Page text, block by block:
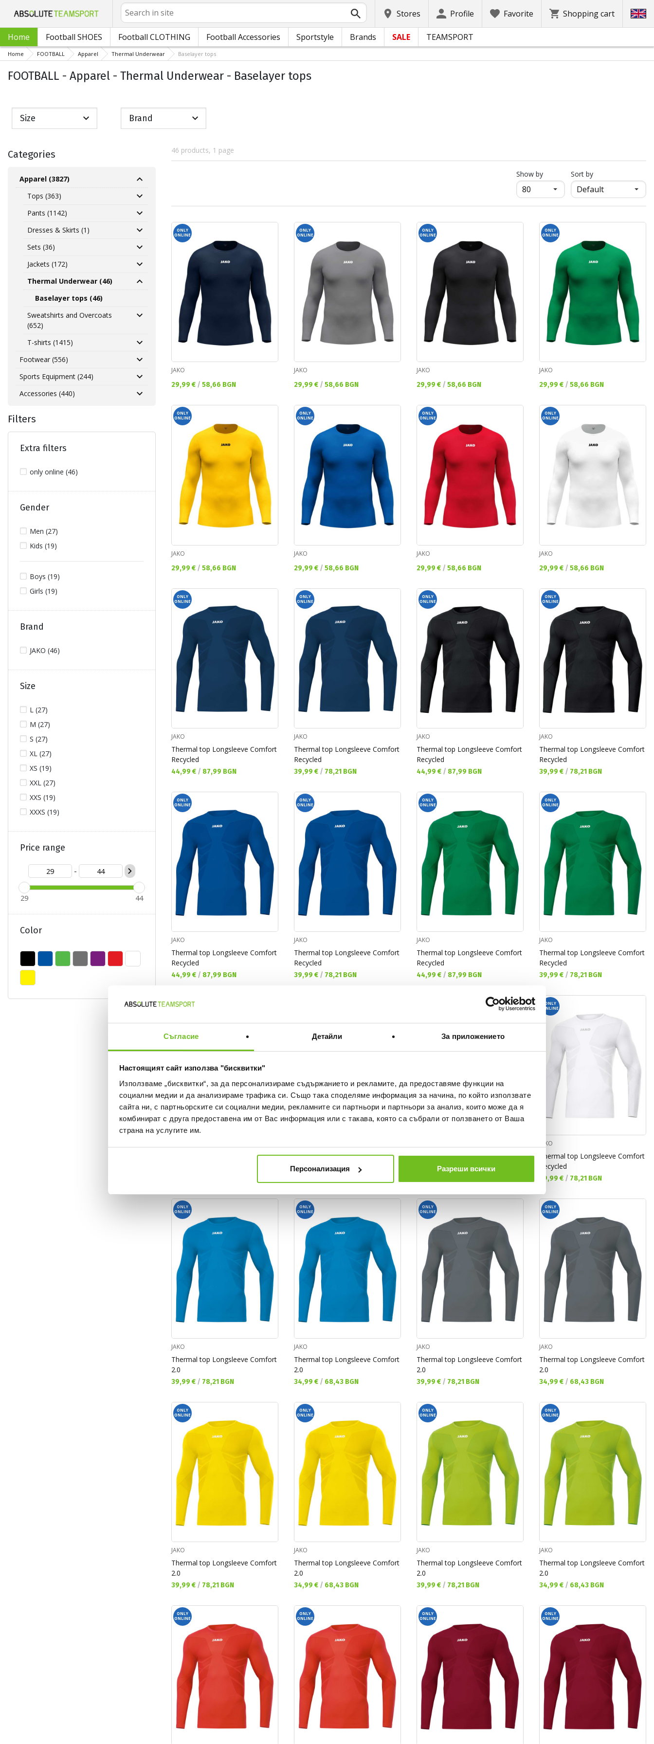
Съгласие Детайли За приложението
Настоящият сайт използва "бисквитки"
Използваме „бисквитки“, за да персонализираме съдържанието и рекламите, да предоставяме функции на
социални медии и да анализираме трафика си. Също така споделяме информация за начина, по който използвате
сайта ни, с партньорските си социални медии, рекламните си партньори и партньори за анализ, които може да я
комбинират с друга предоставена им от Вас информация или с такава, която са събрали от ползването от Ваша
страна на услугите им.
Персонализация Разреши всички
Search
Stores Profile Favorite Shopping cart
Home Football SHOES Football CLOTHING Football Accessories Sportstyle Brands SALE TEAMSPORT
Home FOOTBALL Apparel Thermal Underwear Baselayer tops
FOOTBALL - Apparel - Thermal Underwear - Baselayer tops
Size Brand
Categories
Apparel (3827)
Tops (363)
Pants (1142)
Dresses & Skirts (1)
Sets (36)
Jackets (172)
Thermal Underwear (46)
Baselayer tops (46)
Sweatshirts and Overcoats
(652)
T-shirts (1415)
Footwear (556)
Sports Equipment (244)
Accessories (440)
Filters
Extra filters
only online (46)
Gender
Men (27)
Kids (19)
Boys (19)
Girls (19)
Brand
JAKO (46)
Size
L (27)
M (27)
S (27)
XL (27)
XS (19)
XXL (27)
XXS (19)
XXXS (19)
Price range
-
29 44
Color
46 products, 1 page
Show byпродукти на страница
Sort by
ONLY
ONLINE
JAKO
Текуща цена:
29,99 € / 58,66 BGN
ONLY
ONLINE
JAKO
Текуща цена:
29,99 € / 58,66 BGN
ONLY
ONLINE
JAKO
Текуща цена:
29,99 € / 58,66 BGN
ONLY
ONLINE
JAKO
Текуща цена:
29,99 € / 58,66 BGN
ONLY
ONLINE
JAKO
Текуща цена:
29,99 € / 58,66 BGN
ONLY
ONLINE
JAKO
Текуща цена:
29,99 € / 58,66 BGN
ONLY
ONLINE
JAKO
Текуща цена:
29,99 € / 58,66 BGN
ONLY
ONLINE
JAKO
Текуща цена:
29,99 € / 58,66 BGN
ONLY
ONLINE
JAKO
Thermal top Longsleeve Comfort
Recycled
Текуща цена:
44,99 € / 87,99 BGN
ONLY
ONLINE
JAKO
Thermal top Longsleeve Comfort
Recycled
Текуща цена:
39,99 € / 78,21 BGN
ONLY
ONLINE
JAKO
Thermal top Longsleeve Comfort
Recycled
Текуща цена:
44,99 € / 87,99 BGN
ONLY
ONLINE
JAKO
Thermal top Longsleeve Comfort
Recycled
Текуща цена:
39,99 € / 78,21 BGN
ONLY
ONLINE
JAKO
Thermal top Longsleeve Comfort
Recycled
Текуща цена:
44,99 € / 87,99 BGN
ONLY
ONLINE
JAKO
Thermal top Longsleeve Comfort
Recycled
Текуща цена:
39,99 € / 78,21 BGN
ONLY
ONLINE
JAKO
Thermal top Longsleeve Comfort
Recycled
Текуща цена:
44,99 € / 87,99 BGN
ONLY
ONLINE
JAKO
Thermal top Longsleeve Comfort
Recycled
Текуща цена:
39,99 € / 78,21 BGN
ONLY
ONLINE
Thermal top Longsleeve Comfort
Thermal top Longsleeve Comfort
Recycled
Thermal top Longsleeve Comfort
Recycled
ONLY
ONLINE
JAKO
Thermal top Longsleeve Comfort
Recycled
Текуща цена:
39,99 € / 78,21 BGN
ONLY
ONLINE
JAKO
Thermal top Longsleeve Comfort
2.0
Текуща цена:
39,99 € / 78,21 BGN
ONLY
ONLINE
JAKO
Thermal top Longsleeve Comfort
2.0
Текуща цена:
34,99 € / 68,43 BGN
ONLY
ONLINE
JAKO
Thermal top Longsleeve Comfort
2.0
Текуща цена:
39,99 € / 78,21 BGN
ONLY
ONLINE
JAKO
Thermal top Longsleeve Comfort
2.0
Текуща цена:
34,99 € / 68,43 BGN
ONLY
ONLINE
JAKO
Thermal top Longsleeve Comfort
2.0
Текуща цена:
39,99 € / 78,21 BGN
ONLY
ONLINE
JAKO
Thermal top Longsleeve Comfort
2.0
Текуща цена:
34,99 € / 68,43 BGN
ONLY
ONLINE
JAKO
Thermal top Longsleeve Comfort
2.0
Текуща цена:
39,99 € / 78,21 BGN
ONLY
ONLINE
JAKO
Thermal top Longsleeve Comfort
2.0
Текуща цена:
34,99 € / 68,43 BGN
ONLY
ONLINE
ONLY
ONLINE
ONLY
ONLINE
ONLY
ONLINE